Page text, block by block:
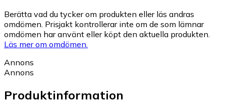
Berätta vad du tycker om produkten eller läs andras
omdömen. Prisjakt kontrollerar inte om de som lämnar
omdömen har använt eller köpt den aktuella produkten.
Läs mer om omdömen.
Annons
Annons
Produktinformation